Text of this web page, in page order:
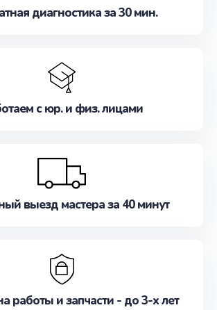
диагностика за 30 мин.
с юр. и физ. лицами
выезд мастера за 40 минут
работы и запчасти - до 3-х лет